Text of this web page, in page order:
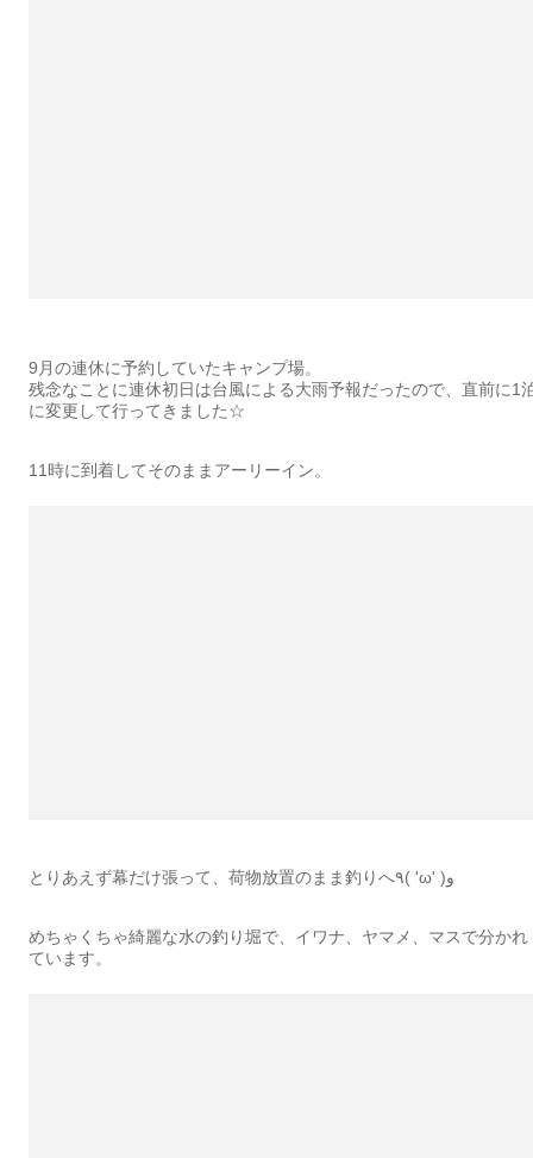
9月の連休に予約していたキャンプ場。
残念なことに連休初日は台風による大雨予報だったので、直前に1
に変更して行ってきました☆
11時に到着してそのままアーリーイン。
とりあえず幕だけ張って、荷物放置のまま釣りへ٩( 'ω' )و
めちゃくちゃ綺麗な水の釣り堀で、イワナ、ヤマメ、マスで分かれ
ています。